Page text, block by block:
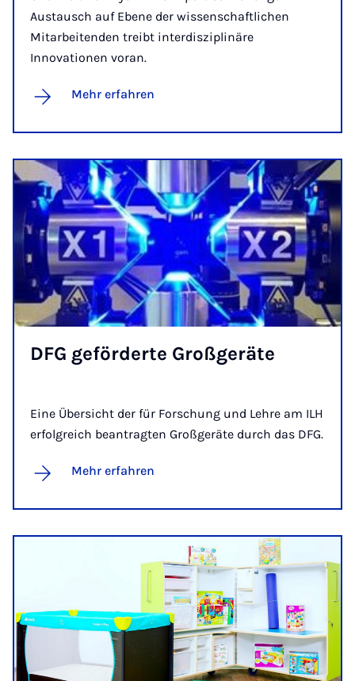
Austausch auf Ebene der wissenschaftlichen
Mitarbeitenden treibt interdisziplinäre
Innovationen voran.
Mehr erfahren
DFG ge­för­der­te Groß­ge­rä­te
Eine Übersicht der für Forschung und Lehre am ILH
erfolgreich beantragten Großgeräte durch das DFG.
Mehr erfahren